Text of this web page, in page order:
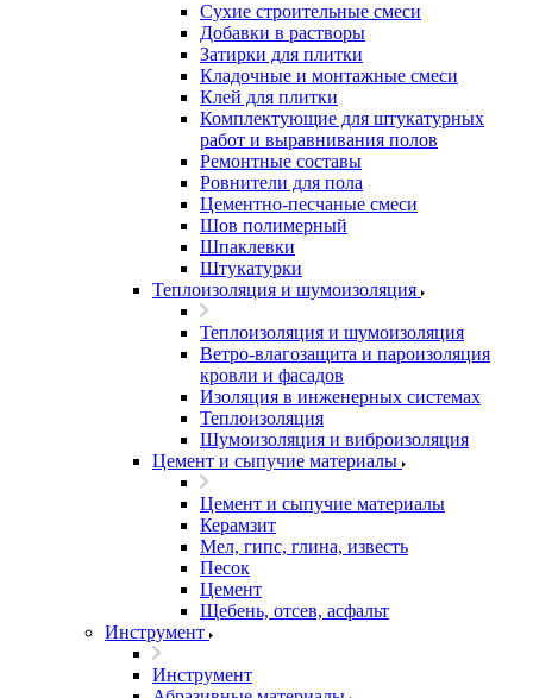
Сухие строительные смеси
Добавки в растворы
Затирки для плитки
Кладочные и монтажные смеси
Клей для плитки
Комплектующие для штукатурных
работ и выравнивания полов
Ремонтные составы
Ровнители для пола
Цементно-песчаные смеси
Шов полимерный
Шпаклевки
Штукатурки
Теплоизоляция и шумоизоляция
Теплоизоляция и шумоизоляция
Ветро-влагозащита и пароизоляция
кровли и фасадов
Изоляция в инженерных системах
Теплоизоляция
Шумоизоляция и виброизоляция
Цемент и сыпучие материалы
Цемент и сыпучие материалы
Керамзит
Мел, гипс, глина, известь
Песок
Цемент
Щебень, отсев, асфальт
Инструмент
Инструмент